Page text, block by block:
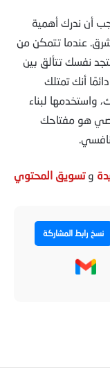
أن ندرك أهمية
عندما تتمكن من
نفسك تتألق بين
أنك تمتلك
واستخدمها لبناء
هو مفتاحك
وتسويق المحتوي
نسخ رابط المشاركة